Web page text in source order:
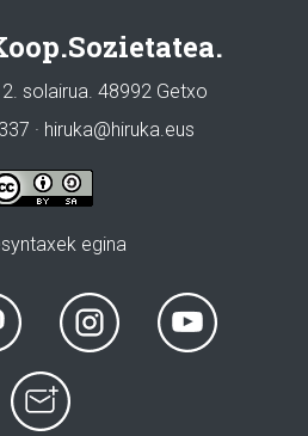
solairua. 48992 Getxo
· hiruka@hiruka.eus
egina